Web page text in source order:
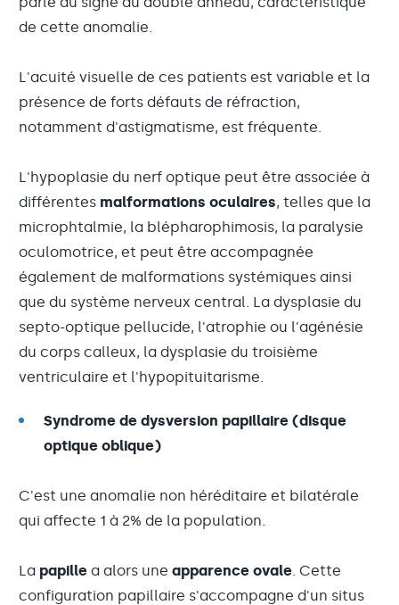
de cette anomalie.
L'acuité visuelle de ces patients est variable et la
présence de forts défauts de réfraction,
notamment d'astigmatisme, est fréquente.
L'hypoplasie du nerf optique peut être associée à
différentes malformations oculaires, telles que la
microphtalmie, la blépharophimosis, la paralysie
oculomotrice, et peut être accompagnée
également de malformations systémiques ainsi
que du système nerveux central. La dysplasie du
septo-optique pellucide, l'atrophie ou l'agénésie
du corps calleux, la dysplasie du troisième
ventriculaire et l'hypopituitarisme.
Syndrome de dysversion papillaire (disque
optique oblique)
C'est une anomalie non héréditaire et bilatérale
qui affecte 1 à 2% de la population.
La papille a alors une apparence ovale. Cette
configuration papillaire s'accompagne d'un situs